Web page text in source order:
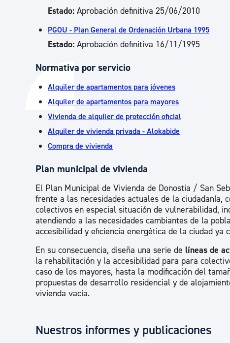
Estado: Aprobación definitiva 25/06/2010
PGOU - Plan General de Ordenación Urbana 1995
Estado: Aprobación definitiva 16/11/1995
Normativa por servicio
Alquiler de apartamentos para jóvenes
Alquiler de apartamentos para mayores
Vivienda de alquiler de protección oficial
Alquiler de vivienda privada - Alokabide
Compra de vivienda
Plan municipal de vivienda
El Plan Municipal de Vivienda de Donostia / San
frente a las necesidades actuales de la ciudadanía,
colectivos en especial situación de vulnerabilidad,
atendiendo a las necesidades cambiantes de la
accesibilidad y eficiencia energética de la ciudad ya
En su consecuencia, diseña una serie de líneas de
la rehabilitación y la accesibilidad para para
caso de los mayores, hasta la modificación del
propuestas de desarrollo residencial y de
vivienda vacía.
Nuestros informes y publicaciones